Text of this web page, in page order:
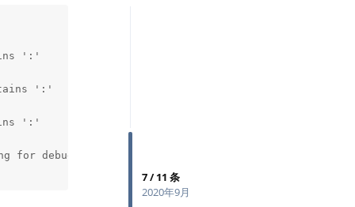
7/11 条
2020年9月
':'
':'
':'
for debugging tips. See Chinese.log for more info.